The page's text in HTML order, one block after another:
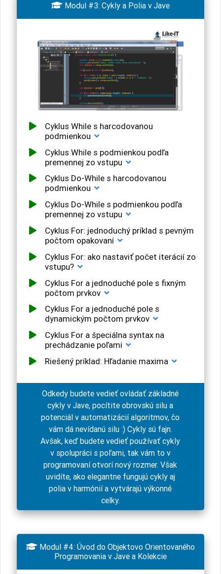
Modul #3: Cykly a Polia v Jave
Cyklus While s harcodovanou
podmienkou
Cyklus While s podmienkou podľa
premennej zo vstupu
Cyklus Do-While s harcodovanou
podmienkou
Cyklus Do-While s podmienkou podľa
premennej zo vstupu
Cyklus For: jednoduchý príklad s pevným
počtom opakovaní
Cyklus For: ako nastaviť počet iterácií zo
vstupu?
Cyklus For a jednoduché pole s fixným
počtom prvkov
Cyklus For a jednoduché pole s
dynamickým počtom prvkov
Cyklus For a špeciálna syntax na
prechádzanie poľami
Riešený príklad: Hľadanie maxima
Odkedy budete vedieť ovládať základné
cykly v Jave, pocítite obrovskú silu a
potenciál v automatizácií algoritmov, čo
vám dá nevídanú silu :) Cykly sú fajn.
Avšak, keď budete vedieť používať cykly
v spolupráci s poľami, tak vám to v
programovaní otvorí nový rozmer. Však
uvidíte, ako elegantne fungujú cykly aj
polia v harmónií a vytvárajú výkonné
celky.
Modul #4: Úvod do Objektovo Orientovaného
Programovania v Jave a Kolekcie